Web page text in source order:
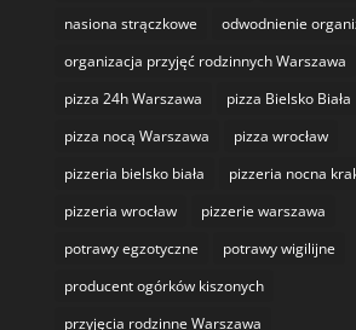
nasiona strączkowe
odwodnienie
organizacja przyjęć rodzinnych Warszawa
pizza 24h Warszawa
pizza Bielsko Biała
pizza nocą Warszawa
pizza wrocław
pizzeria bielsko biała
pizzeria nocna
pizzeria wrocław
pizzerie warszawa
potrawy egzotyczne
potrawy wigilijne
producent ogórków kiszonych
przyjęcia rodzinne Warszawa